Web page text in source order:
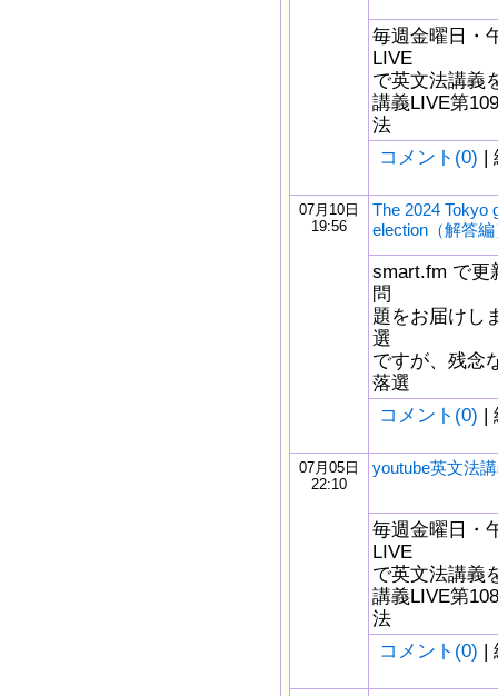
毎週金曜日・
LIVE
で英文法講義
講義LIVE第
法
コメント(0) |
07月10日
19:56
The 2024 Tokyo
election（解答編
smart.fm で更
問
題をお届けし
選
ですが、残念
落選
コメント(0) |
07月05日
22:10
youtube英文法
毎週金曜日・
LIVE
で英文法講義
講義LIVE第
法
コメント(0) |